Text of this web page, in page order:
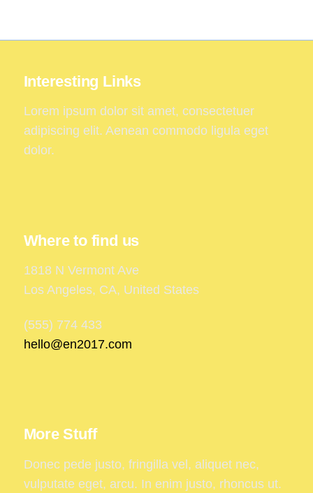
Interesting Links
Lorem ipsum dolor sit amet, consectetuer
adipiscing elit. Aenean commodo ligula eget
dolor.
Where to find us
1818 N Vermont Ave
Los Angeles, CA, United States
(555) 774 433
hello@en2017.com
More Stuff
Donec pede justo, fringilla vel, aliquet nec,
vulputate eget, arcu. In enim justo, rhoncus ut.